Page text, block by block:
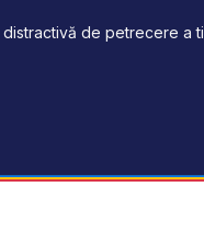
de petrecere a